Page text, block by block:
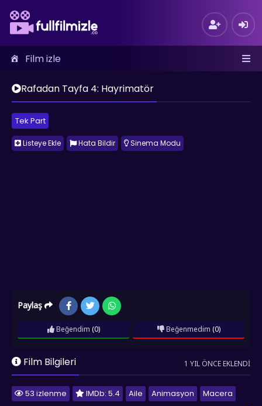
Film izle
Rafadan Tayfa 4: Hayrimatör
Tek Part
Listeye Ekle Hata Bildir Sinema Modu
Paylaş
Beğendim (0) Beğenmedim (0)
Film Bilgileri 1 YIL ÖNCE EKLENDI
53 izlenme IMDb: 5.4 Aile Animasyon
Macera